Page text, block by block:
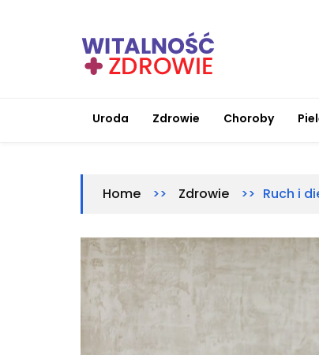
Uroda Zdrowie Choroby
Home >> Zdrowie >> Ruch i